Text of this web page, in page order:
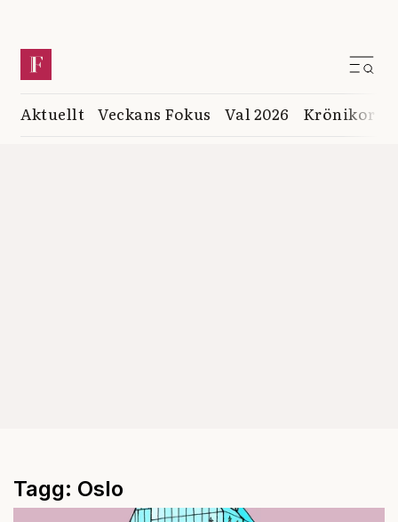
Aktuellt Veckans Fokus Val 2026 Krönikor
Tagg: Oslo